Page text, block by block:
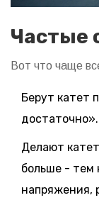
Частые
Вот что чаще
Берут катет
Делают
больше - тем
напряжения,